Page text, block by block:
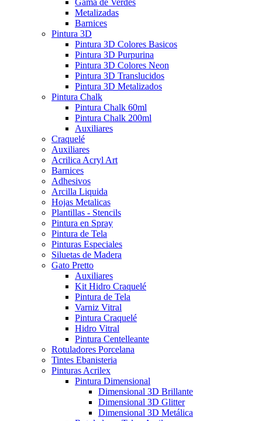
Metalizadas
Barnices
Pintura 3D
Pintura 3D Colores Basicos
Pintura 3D Purpurina
Pintura 3D Colores Neon
Pintura 3D Translucidos
Pintura 3D Metalizados
Pintura Chalk
Pintura Chalk 60ml
Pintura Chalk 200ml
Auxiliares
Craquelé
Auxiliares
Acrilica Acryl Art
Barnices
Adhesivos
Arcilla Liquida
Hojas Metalicas
Plantillas - Stencils
Pintura en Spray
Pintura de Tela
Pinturas Especiales
Siluetas de Madera
Gato Pretto
Auxiliares
Kit Hidro Craquelé
Pintura de Tela
Varniz Vitral
Pintura Craquelé
Hidro Vitral
Pintura Centelleante
Rotuladores Porcelana
Tintes Ebanisteria
Pinturas Acrilex
Pintura Dimensional
Dimensional 3D Brillante
Dimensional 3D Glitter
Dimensional 3D Metálica